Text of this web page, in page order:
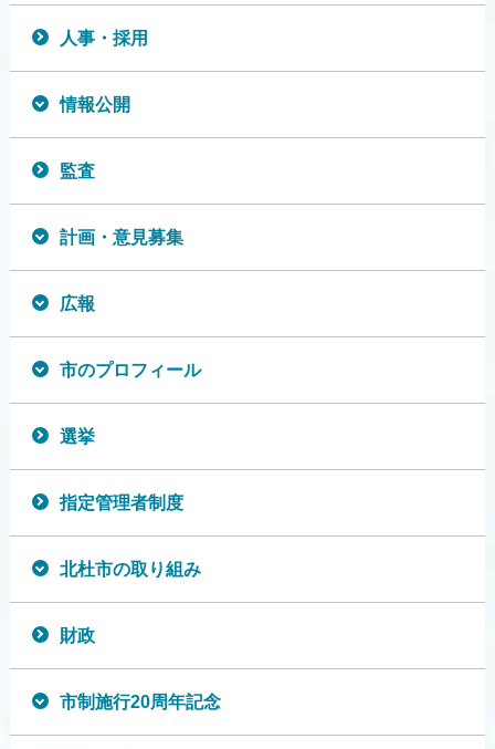
人事・採用
情報公開
監査
計画・意見募集
広報
市のプロフィール
選挙
指定管理者制度
北杜市の取り組み
財政
市制施行20周年記念